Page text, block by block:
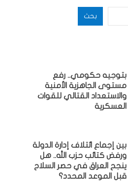
بحث
بتوجيه حكومي.. رفع
مستوى الجاهزية الأمنية
والاستعداد القتالي للقوات
العسكرية
بين إجماع ائتلاف إدارة الدولة
ورفض كتائب حزب الله.. هل
ينجح العراق في حصر السلاح
قبل الموعد المحدد؟